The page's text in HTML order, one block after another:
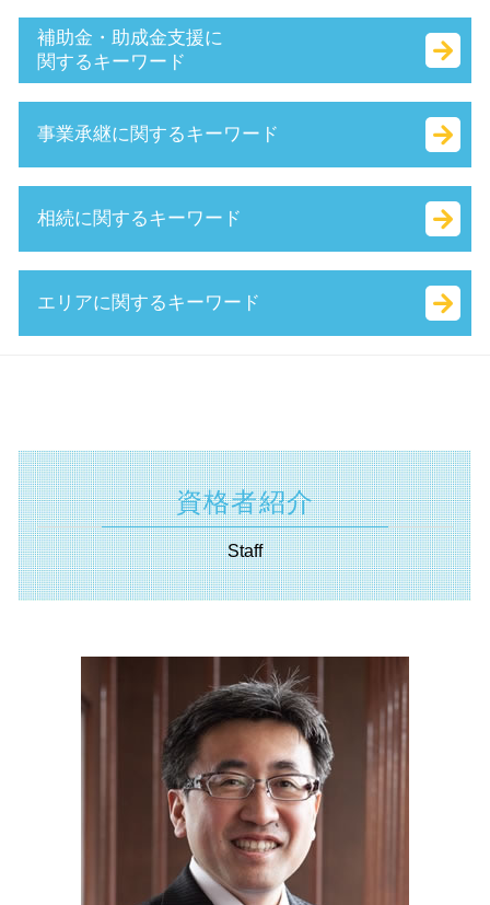
財務 分析
中小企業経営力強化資金 とは
早期 経営改善 計画
中小企業再生支援協議会 とは
中小企業庁 認定 支援機関
公的支援 とは
認定 支援 機関 検索
キャッシュフロー 考え方
経営革新等支援機関 とは
創業 計画書 とは
法務局 謄本
会社設立 費用
起業 税金
合同会社 資金調達
合同会社 出資
合同会社 税金
ベンチャー 起業 とは
定款 絶対的記載事項 とは
株式会社 資本金 最低
合同 会社 資本金
有限責任 とは
商号 とは
ベンチャー 資金調達
補助金・助成金支援に
関するキーワード
就業規則 助成金
起業 補助金 とは
持続化補助金 とは
it導入補助金 流れ
補助金 交付申請書 とは
it 導入 補助金 とは
新事業進出補助金 2025
両立支援等助成金 とは
国 創業補助金
創業支援事業者補助金 とは
日本政策金融公庫 新創業融資制度
事業承継に関するキーワード
簡易 分割
事業 譲渡 とは
議決権 とは
株式 譲渡 とは
株式 譲渡 制限 会社
特別 決議
共益権 とは
資本 参加
資本 提携 とは
株式 譲渡 契約書 とは
事業 譲渡 契約書 とは
吸収 合併 とは
相続に関するキーワード
相続 財産
生命 保険 相続
相続税 調査
確定申告 遺産相続
相続税 配偶者控除
相続 不動産 売却 確定 申告 必要書類
遺言書 効力 期間
相続 確定申告
相続 兄弟
抵当権設定 登記
不動産 登記 住所 変更
エリアに関するキーワード
認定支援機関 横須賀市 税理士
認定支援機関 川崎市 税理士
相続 埼玉県 相談
遺言書 東京都 税理士
経営革新等支援機関 横浜市 相談
遺言書 横須賀市 相談
不動産 埼玉県 税理士
資金調達 静岡県 税理士
相続 横須賀市 相談
経営革新等支援機関 相模原市 税理士
事業承継 神奈川県 相談
補助金申請 静岡県 相談
起業支援 横浜市 税理士
資金調達 神奈川県 相談
資格者紹介
Staff